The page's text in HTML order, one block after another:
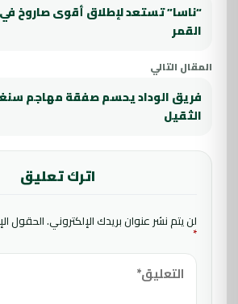
“ناسا” تستعد لإطلاق أقوى صاروخ في
القمر
المقال التالي
فريق الوداد يحسم صفقة مهاجم
الثقيل
اترك تعليق
لن يتم نشر عنوان بريدك الإلكتروني.الحقول
*